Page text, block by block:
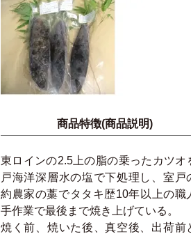
商品特徴(商品説明)
東ロインの2.5上の脂の乗ったカツオ
戸海洋深層水の塩で下処理し、室戸
約農家の藁でタタキ歴10年以上の職
手作業で最後まで焼き上げている。
焼く前、焼いた後、真空後、出荷前